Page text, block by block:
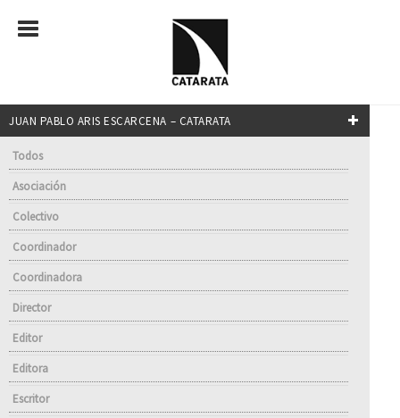
JUAN PABLO ARIS ESCARCENA – CATARATA
Todos
Asociación
Colectivo
Coordinador
Coordinadora
Director
Editor
Editora
Escritor